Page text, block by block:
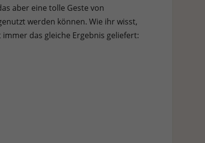
aber eine tolle Geste von
werden können. Wie ihr wisst,
das gleiche Ergebnis geliefert: